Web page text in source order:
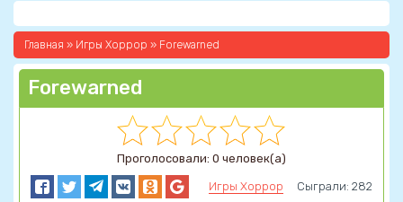
Главная » Игры Хоррор » Forewarned
Forewarned
Проголосовали: 0 человек(а)
Игры Хоррор Сыграли: 282